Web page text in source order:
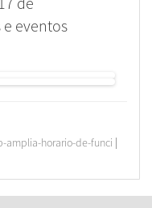
e eventos
horario-de-funci |